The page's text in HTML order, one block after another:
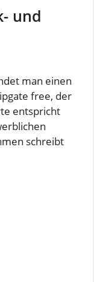
und
man einen
free, der
entspricht
schreibt